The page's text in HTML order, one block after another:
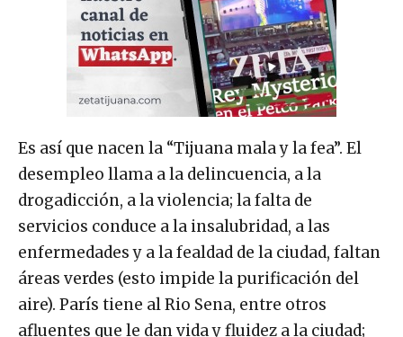
Es así que nacen la “Tijuana mala y la fea”. El
desempleo llama a la delincuencia, a la
drogadicción, a la violencia; la falta de
servicios conduce a la insalubridad, a las
enfermedades y a la fealdad de la ciudad, faltan
áreas verdes (esto impide la purificación del
aire). París tiene al Rio Sena, entre otros
afluentes que le dan vida y fluidez a la ciudad;